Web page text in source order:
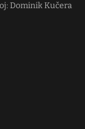
Dominik Kučera